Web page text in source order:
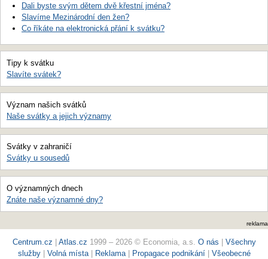
Dali byste svým dětem dvě křestní jména?
Slavíme Mezinárodní den žen?
Co říkáte na elektronická přání k svátku?
Tipy k svátku
Slavíte svátek?
Význam našich svátků
Naše svátky a jejich významy
Svátky v zahraničí
Svátky u sousedů
O významných dnech
Znáte naše významné dny?
reklama
Centrum.cz | Atlas.cz 1999 – 2026 © Economia, a.s. O nás | Všechny
služby | Volná místa| Reklama | Propagace podnikání| Všeobecné